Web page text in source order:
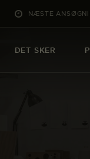
NÆSTE
DET SKER